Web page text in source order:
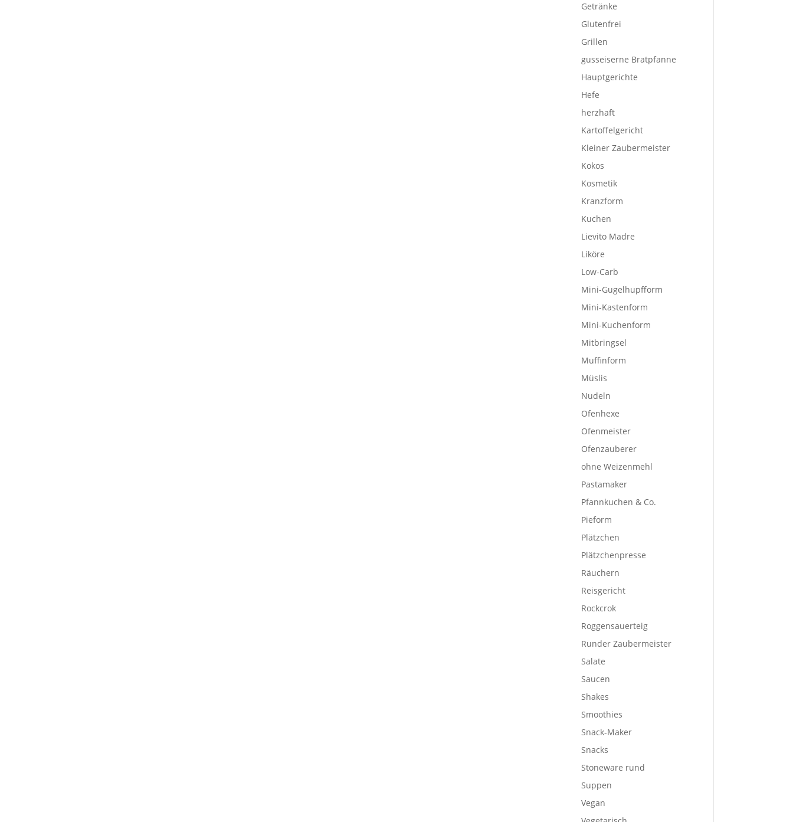
Getränke
Glutenfrei
Grillen
gusseiserne Bratpfanne
Hauptgerichte
Hefe
herzhaft
Kartoffelgericht
Kleiner Zaubermeister
Kokos
Kosmetik
Kranzform
Kuchen
Lievito Madre
Liköre
Low-Carb
Mini-Gugelhupfform
Mini-Kastenform
Mini-Kuchenform
Mitbringsel
Muffinform
Müslis
Nudeln
Ofenhexe
Ofenmeister
Ofenzauberer
ohne Weizenmehl
Pastamaker
Pfannkuchen & Co.
Pieform
Plätzchen
Plätzchenpresse
Räuchern
Reisgericht
Rockcrok
Roggensauerteig
Runder Zaubermeister
Salate
Saucen
Shakes
Smoothies
Snack-Maker
Snacks
Stoneware rund
Suppen
Vegan